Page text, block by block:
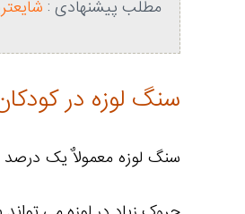
مطلب پیشنهادی :
سنگ لوزه در
سنگ لوزه معمولاٌ یک